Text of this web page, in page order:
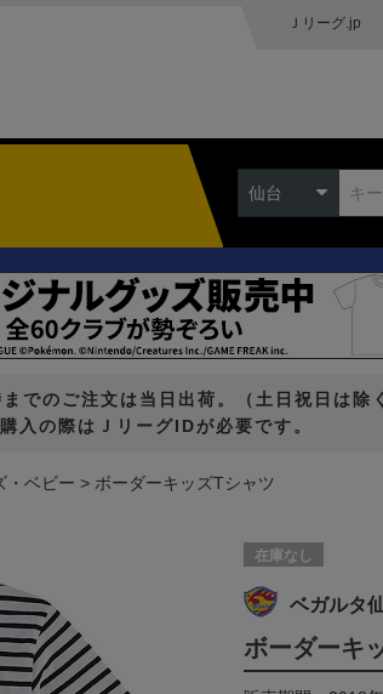
Ｊリーグ.jp
仙台
でのご注文は当日出荷。（土日祝日は除
入の際はＪリーグIDが必要です。
・ベビー ボーダーキッズTシャツ
在庫なし
ベガルタ
ボーダーキ